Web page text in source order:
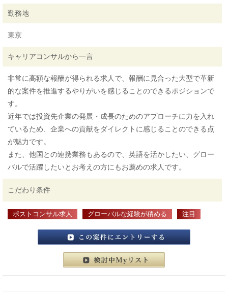
勤務地
東京
キャリアコンサルから一言
非常に高額な報酬が得られる求人で、報酬に見合った大型で革新
的な案件を推進するやりがいを感じることのできるポジションで
す。
近年では投資先企業の発展・成長のためのアプローチに力を入れ
ているため、企業への貢献をダイレクトに感じることのできる点
が魅力です。
また、他国との連携業務もあるので、英語を活かしたい、グロー
バルで活躍したいとお考えの方にもお薦めの求人です。
こだわり条件
ポストコンサル求人 グローバルな経験が積める 注目
この案件にエントリーする
検討中マイリスト